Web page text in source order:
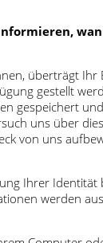
überträgt
gestellt
gespeichert
uns über
von uns
Ihrer
werden